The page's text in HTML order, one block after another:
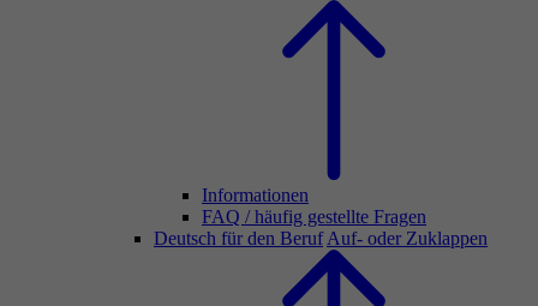
Informationen
FAQ / häufig gestellte Fragen
Deutsch für den Beruf Auf- oder Zuklappen